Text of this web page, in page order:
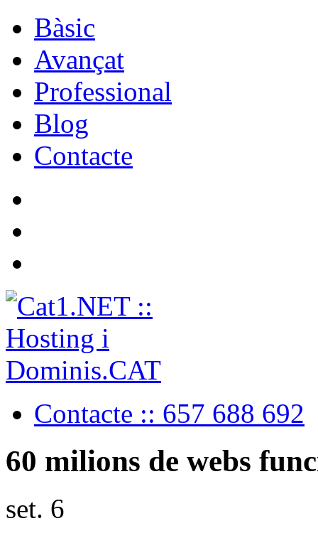
Bàsic
Avançat
Professional
Blog
Contacte
Contacte :: 657 688 692
60 milions de webs
set. 6